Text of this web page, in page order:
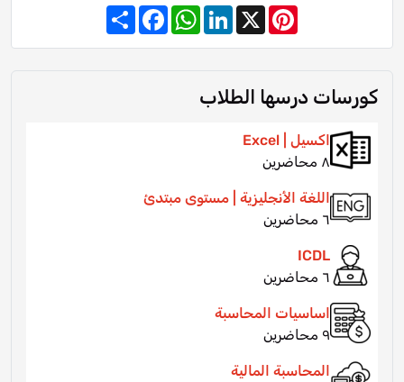
Share
Facebook
WhatsAppLinkedIn X
Pinterest
كورسات درسها الطلاب
اكسيل | Excel
٨ محاضرين
اللغة الأنجليزية | مستوى مبتدئ
٦ محاضرين
ICDL
٦ محاضرين
اساسيات المحاسبة
٩ محاضرين
المحاسبة المالية